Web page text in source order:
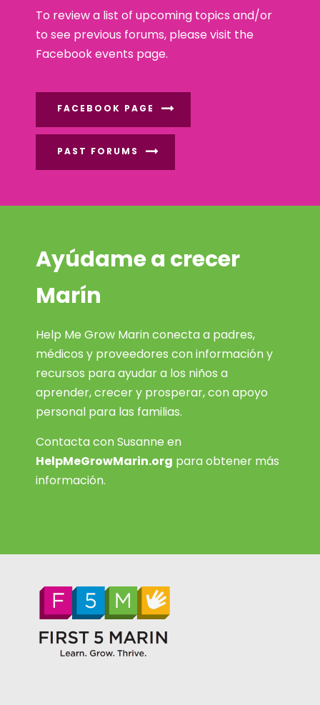
To review a list of upcoming topics and/or
to see previous forums, please visit the
Facebook events page.
FACEBOOK PAGE
PAST FORUMS
Ayúdame a crecer
Marín
Help Me Grow Marin conecta a padres,
médicos y proveedores con información y
recursos para ayudar a los niños a
aprender, crecer y prosperar, con apoyo
personal para las familias.
Contacta con Susanne en
HelpMeGrowMarin.org para obtener más
información.